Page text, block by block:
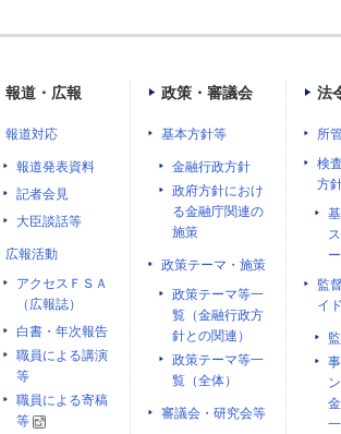
報道・広報
報道対応
報道発表資料
記者会見
大臣談話等
広報活動
アクセスＦＳＡ
（広報誌）
白書・年次報告
職員による講演
等
職員による寄稿
等
政策・審議会
基本方針等
金融行政方針
政府方針におけ
る金融庁関連の
施策
政策テーマ・施策
政策テーマ等一
覧（金融行政方
針との関連）
政策テーマ等一
覧（全体）
審議会・研究会等
法
所
検
方
監
イ